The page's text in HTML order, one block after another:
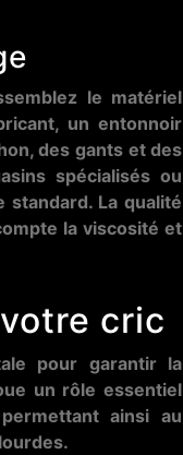
le matériel
un entonnoir
des gants et des
spécialisés ou
La qualité
la viscosité et
cric
pour garantir la
un rôle essentiel
ainsi au